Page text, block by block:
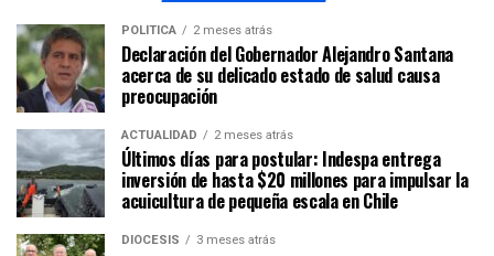
POLÍTICA 2 meses atrás
Declaración del Gobernador Alejandro Santana
acerca de su delicado estado de salud causa
preocupación
ACTUALIDAD 2 meses atrás
Últimos días para postular: Indespa entrega
inversión de hasta $20 millones para impulsar la
acuicultura de pequeña escala en Chile
DIÓCESIS 3 meses atrás